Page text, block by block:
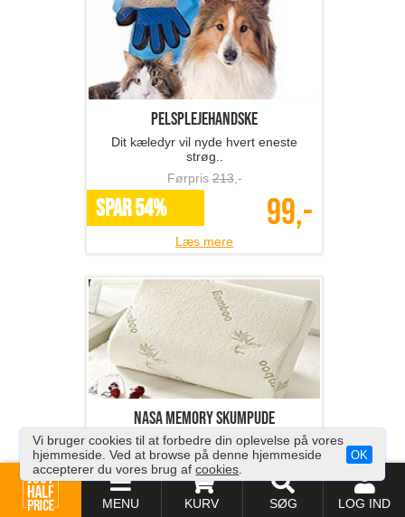
MENU KURV SØG LOG IND
Pelsplejehandske
Dit kæledyr vil nyde hvert eneste
strøg..
Førpris213,-
SPAR 54% 99,-
Læs mere
NASA memory skumpude
Nu kan du sove skønt!
Førpris581,-
SPAR 67%
Vi bruger cookies til at forbedre din oplevelse på vores
hjemmeside. Ved at browse på denne hjemmeside
accepterer du vores brug afcookies
OK